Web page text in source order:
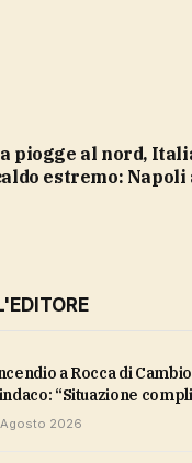
estremo: Napoli
“Situazione
Agosto 2026